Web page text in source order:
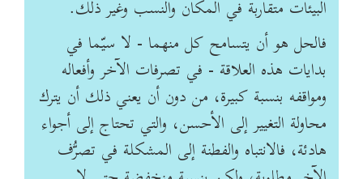
البيئات متقاربة في المكان والنسب وغير ذلك.
فالحل هو أن يتسامح كل منهما - لا سيّما في
بدايات هذه العلاقة - في تصرفات الآخر وأفعاله
ومواقفه بنسبة كبيرة، من دون أن يعني ذلك أن يترك
محاولة التغيير إلى الأحسن، والتي تحتاج إلى أجواء
هادئة، فالانتباه والفطنة إلى المشكلة في تصرُّف